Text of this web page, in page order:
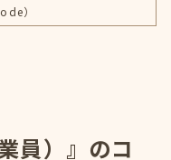
）
員）』のコ